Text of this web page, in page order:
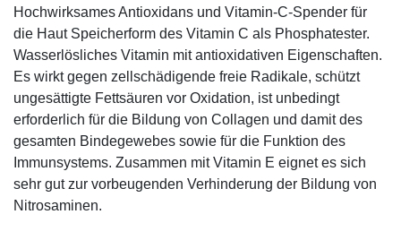
Hochwirksames Antioxidans und Vitamin-C-Spender für
die Haut Speicherform des Vitamin C als Phosphatester.
Wasserlösliches Vitamin mit antioxidativen Eigenschaften.
Es wirkt gegen zellschädigende freie Radikale, schützt
ungesättigte Fettsäuren vor Oxidation, ist unbedingt
erforderlich für die Bildung von Collagen und damit des
gesamten Bindegewebes sowie für die Funktion des
Immunsystems. Zusammen mit Vitamin E eignet es sich
sehr gut zur vorbeugenden Verhinderung der Bildung von
Nitrosaminen.